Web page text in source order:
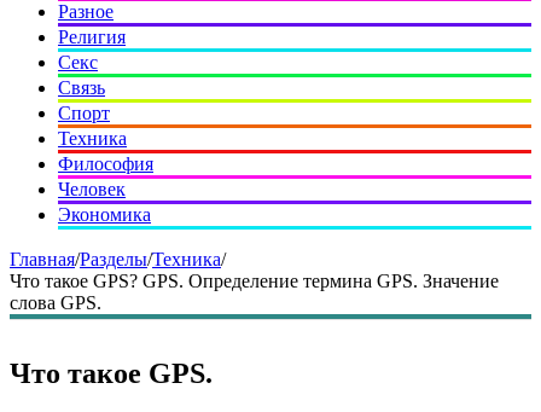
Разное
Религия
Секс
Связь
Спорт
Техника
Философия
Человек
Экономика
Главная/Разделы/Техника/
Что такое GPS? GPS. Определение термина GPS. Значение
слова GPS.
Что такое GPS.